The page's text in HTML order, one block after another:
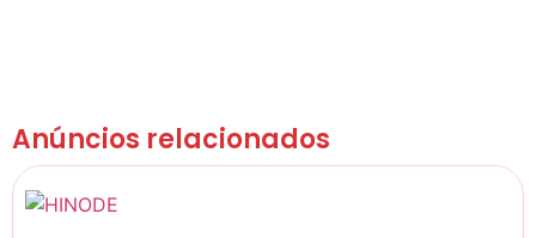
Anúncios relacionados